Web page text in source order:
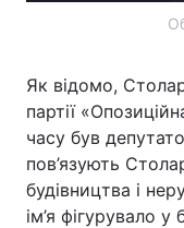
Як відомо,
партії
часу був
пов’язують
будівництва і
ім’я фігурувало у